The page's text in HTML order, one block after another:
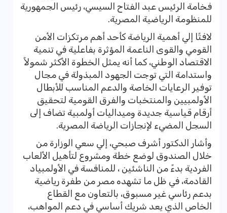
فخامة الرئيس عبد الفتاح السيسي، رئيس الجمهورية
للمنظومة الرياضية المصرية.
لافتًا إلي أهمية الرياضة كأحد أهم مرتكزات الأمن
القومي والقوى الناعمة المؤثرة بفاعلية في تنمية
الاقتصاد الوطني، كما أنه يمثل الخطوة الأكثر شمولاً
واستدامة التي توجت الجهود المبذولة في مجال
توفير الرعايات الخاصة والدعم المناسب للأبطال
الأولمبيين والمنتخبات والفرق القومية لتحقيق
أرقام قياسية جديدة وميداليات أولمبية تضاف إلى
السجل المضيء لإنجازات الرياضة المصرية.
وأشار الدكتور أشرف صبحي، إلي سعي الوزارة من
خلال الصندوق لوضع خطة ومشروع لتأهيل الألعاب
الفردية بدءً من الناشئين ، للمنافسة في الأولمبياد
القادمة، في ظل ما تشهده مصر من طفرة رياضية
بدعم رئاسي غير مسبوق، بالتعاون مع القطاع
الخاص الذي يعد شريك أساسي في دعم المواهب،